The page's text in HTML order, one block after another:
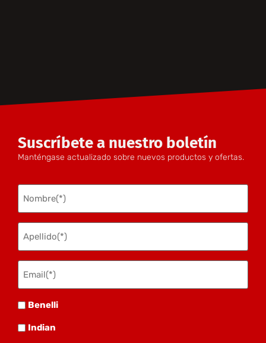
Suscríbete a nuestro boletín
Manténgase actualizado sobre nuevos productos y ofertas.
Nombre
(Obligatorio)
Apellido
(Obligatorio)
Email(*)
(Obligatorio)
Benelli
Benelli
Indian
Indian